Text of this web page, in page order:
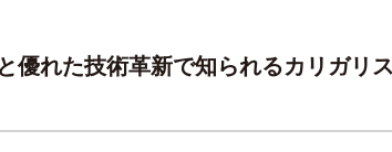
優れた技術革新で知られるカリガリ